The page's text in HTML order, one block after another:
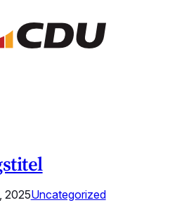
2025Uncategorized